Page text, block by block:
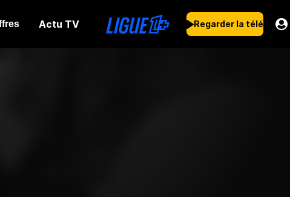
Actu TV Regarder la télé